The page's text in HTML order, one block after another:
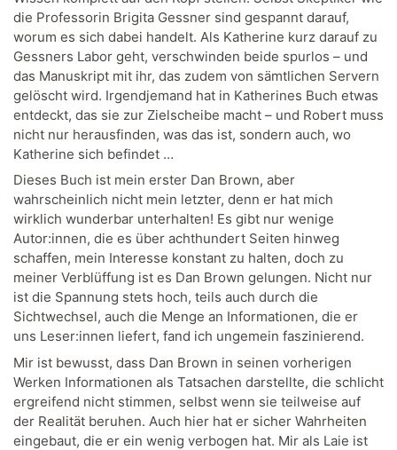
die Professorin Brigita Gessner sind gespannt darauf,
worum es sich dabei handelt. Als Katherine kurz darauf zu
Gessners Labor geht, verschwinden beide spurlos – und
das Manuskript mit ihr, das zudem von sämtlichen Servern
gelöscht wird. Irgendjemand hat in Katherines Buch etwas
entdeckt, das sie zur Zielscheibe macht – und Robert muss
nicht nur herausfinden, was das ist, sondern auch, wo
Katherine sich befindet …
Dieses Buch ist mein erster Dan Brown, aber
wahrscheinlich nicht mein letzter, denn er hat mich
wirklich wunderbar unterhalten! Es gibt nur wenige
Autor:innen, die es über achthundert Seiten hinweg
schaffen, mein Interesse konstant zu halten, doch zu
meiner Verblüffung ist es Dan Brown gelungen. Nicht nur
ist die Spannung stets hoch, teils auch durch die
Sichtwechsel, auch die Menge an Informationen, die er
uns Leser:innen liefert, fand ich ungemein faszinierend.
Mir ist bewusst, dass Dan Brown in seinen vorherigen
Werken Informationen als Tatsachen darstellte, die schlicht
ergreifend nicht stimmen, selbst wenn sie teilweise auf
der Realität beruhen. Auch hier hat er sicher Wahrheiten
eingebaut, die er ein wenig verbogen hat. Mir als Laie ist